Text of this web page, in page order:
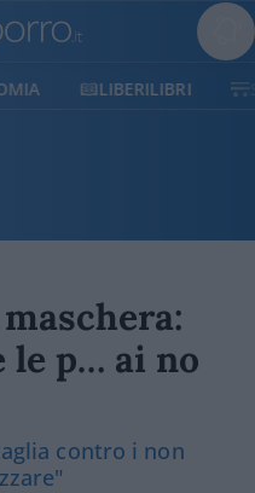
SHOP SOSTIENICI
le p… ai no
contro i non